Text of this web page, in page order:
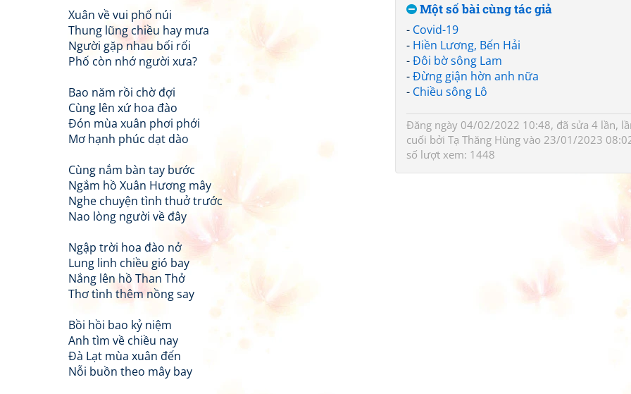
Một số bài cùng tác giả
- Covid-19
- Hiền Lương, Bến Hải
-Đôi bờ sông Lam
-Đừng giận hờn anh nữa
- Chiều sông Lô
Đăng ngày 04/02/2022 10:48, đã sửa 4 lần,
cuối bởi Tạ Thăng Hùng vào 23/01/2023
số lượt xem: 1448
Xuân về vui phố núi
Thung lũng chiều hay mưa
Người gặp nhau bối rối
Phố còn nhớ người xưa?
Bao năm rồi chờ đợi
Cùng lên xứ hoa đào
Đón mùa xuân phơi phới
Mơ hạnh phúc dạt dào
Cùng nắm bàn tay bước
Ngắm hồ Xuân Hương mây
Nghe chuyện tình thuở trước
Nao lòng người về đây
Ngập trời hoa đào nở
Lung linh chiều gió bay
Nắng lên hồ Than Thở
Thơ tình thêm nồng say
Bồi hồi bao kỷ niệm
Anh tìm về chiều nay
Đà Lạt mùa xuân đến
Nỗi buồn theo mây bay